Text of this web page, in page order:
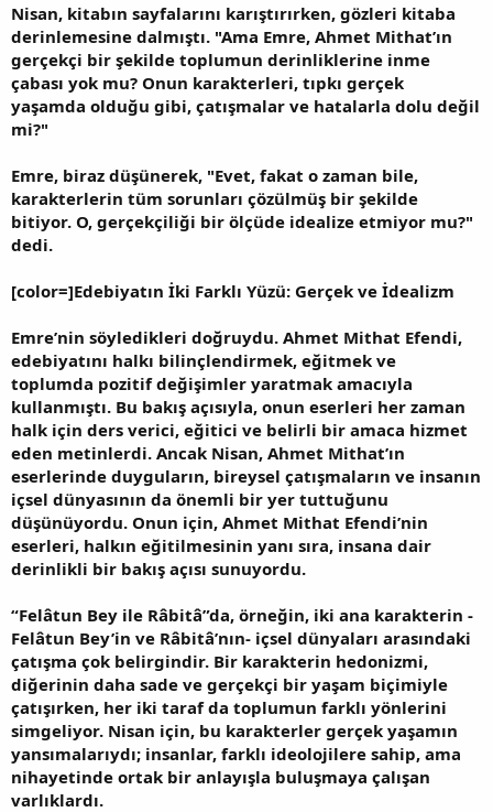
Nisan, kitabın sayfalarını karıştırırken, gözleri kitaba
derinlemesine dalmıştı. "Ama Emre, Ahmet Mithat’ın
gerçekçi bir şekilde toplumun derinliklerine inme
çabası yok mu? Onun karakterleri, tıpkı gerçek
yaşamda olduğu gibi, çatışmalar ve hatalarla dolu değil
mi?"
Emre, biraz düşünerek, "Evet, fakat o zaman bile,
karakterlerin tüm sorunları çözülmüş bir şekilde
bitiyor. O, gerçekçiliği bir ölçüde idealize etmiyor mu?"
dedi.
[color=]Edebiyatın İki Farklı Yüzü: Gerçek ve İdealizm
Emre’nin söyledikleri doğruydu. Ahmet Mithat Efendi,
edebiyatını halkı bilinçlendirmek, eğitmek ve
toplumda pozitif değişimler yaratmak amacıyla
kullanmıştı. Bu bakış açısıyla, onun eserleri her zaman
halk için ders verici, eğitici ve belirli bir amaca hizmet
eden metinlerdi. Ancak Nisan, Ahmet Mithat’ın
eserlerinde duyguların, bireysel çatışmaların ve insanın
içsel dünyasının da önemli bir yer tuttuğunu
düşünüyordu. Onun için, Ahmet Mithat Efendi’nin
eserleri, halkın eğitilmesinin yanı sıra, insana dair
derinlikli bir bakış açısı sunuyordu.
“Felâtun Bey ile Râbitâ”da, örneğin, iki ana karakterin -
Felâtun Bey’in ve Râbitâ’nın- içsel dünyaları arasındaki
çatışma çok belirgindir. Bir karakterin hedonizmi,
diğerinin daha sade ve gerçekçi bir yaşam biçimiyle
çatışırken, her iki taraf da toplumun farklı yönlerini
simgeliyor. Nisan için, bu karakterler gerçek yaşamın
yansımalarıydı; insanlar, farklı ideolojilere sahip, ama
nihayetinde ortak bir anlayışla buluşmaya çalışan
varlıklardı.